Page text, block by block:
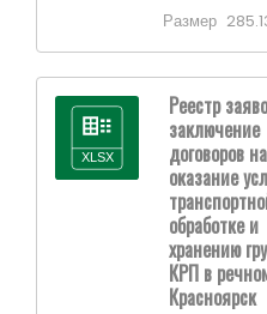
Размер
Реестр
заключение
договоров на
оказание
обработке и
хранению
КРП в
Красноярск